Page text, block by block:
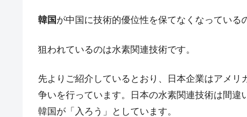
『Money1』 韓国･李在明「青年層の雇用状況が悪い。
『Money1』 韓国「ここは北朝鮮なのか。選管がサーバ
『Money1』 韓国は「中国と同じく」投資に不適格な国
『Money1』 『韓国銀行』が「金の保有量を増やします
韓国 が中国に技術的優位性を保てなくなっている
狙われているのは水素関連技術です。
先よりご紹介しているとおり、日本企業はアメ
争いを行っています。日本の水素関連技術は間違
韓国が「入ろう」としています。